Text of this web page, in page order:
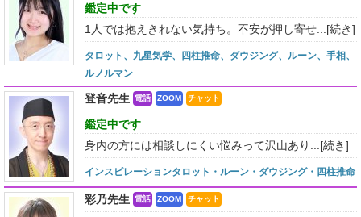
鑑定中です
1人では抱えきれない気持ち。不安が押し寄せ... [続き]
タロット、九星気学、四柱推命、ダウジング、ルーン、手相、
ルノルマン
登音先生 電話 ZOOM チャット
鑑定中です
身内の方には相談しにくい悩みって沢山あり... [続き]
インスピレーションタロット・ルーン・ダウジング・四柱推命
彩乃先生 電話 ZOOM チャット